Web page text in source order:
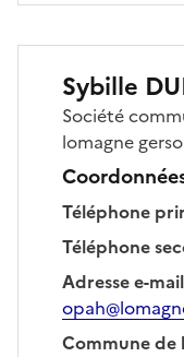
Sybille
Société
lomagne
Téléphone
Téléphone
Adresse e-mail
Commune de